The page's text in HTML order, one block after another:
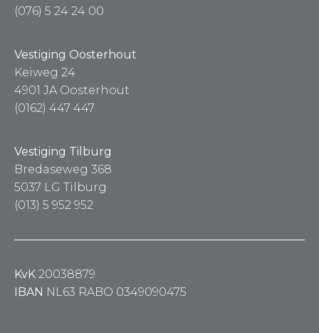
(076) 5 24 24 00
Vestiging Oosterhout
Keiweg 24
4901 JA Oosterhout
(0162) 447 447
Vestiging Tilburg
Bredaseweg 368
5037 LG Tilburg
(013) 5 952 952
KvK 20038879
IBAN NL63 RABO 0349090475